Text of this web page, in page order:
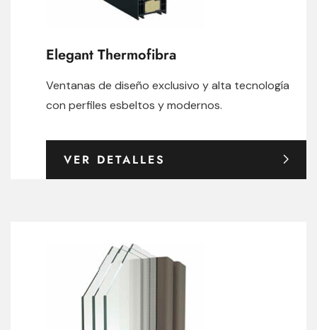
Elegant Thermofibra
Ventanas de diseño exclusivo y alta tecnología
con perfiles esbeltos y modernos.
VER DETALLES